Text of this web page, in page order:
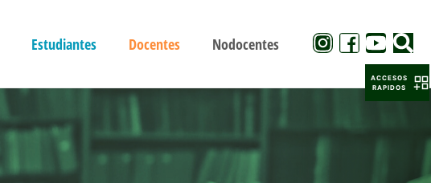
Estudiantes Docentes Nodocentes
ACCESOS
RAPIDOS